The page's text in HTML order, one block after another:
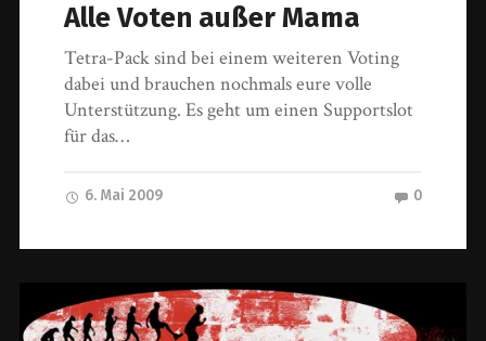
Alle Voten außer Mama
Tetra-Pack sind bei einem weiteren Voting
dabei und brauchen nochmals eure volle
Unterstützung. Es geht um einen Supportslot
für das…
6. Mai 2009 0